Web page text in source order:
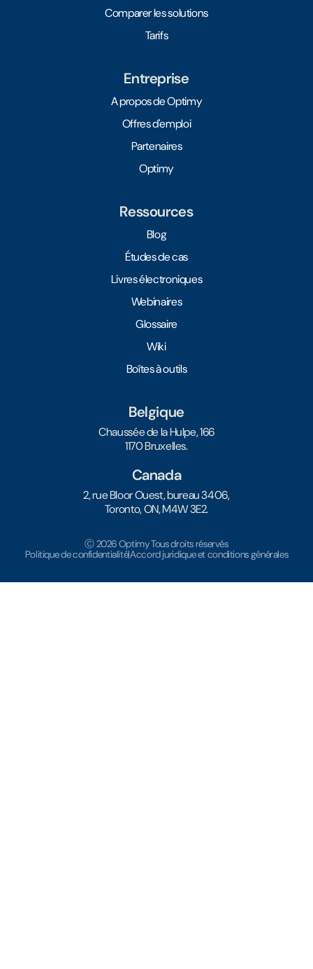
Comparer les solutions
Tarifs
Entreprise
A propos de Optimy
Offres d'emploi
Partenaires
Optimy
Ressources
Blog
Études de cas
Livres électroniques
Webinaires
Glossaire
Wiki
Boîtes à outils
Belgique
Chaussée de la Hulpe, 166
1170 Bruxelles.
Canada
2, rue Bloor Ouest, bureau 3406,
Toronto, ON, M4W 3E2.
Ⓒ 2026 Optimy Tous droits réservés
Politique de confidentialité|Accord juridique et conditions générales